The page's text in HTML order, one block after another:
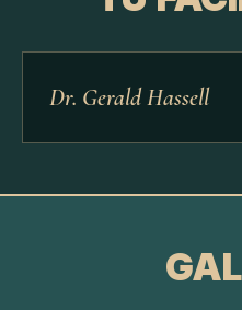
Dr. Gerald Hassell